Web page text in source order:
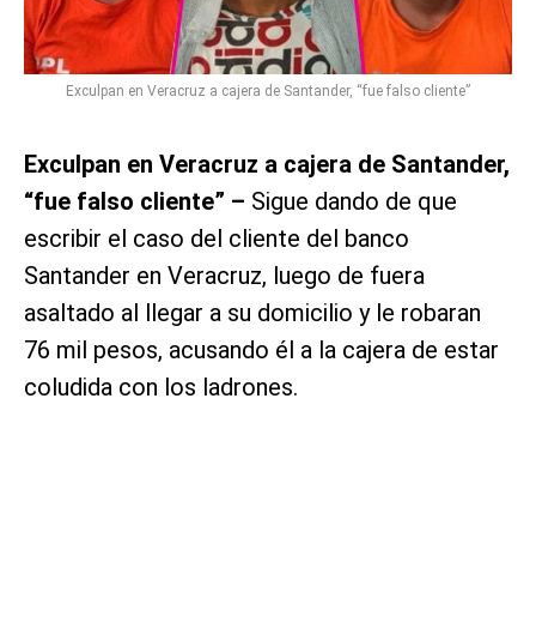
Exculpan en Veracruz a cajera de Santander, “fue falso cliente”
Exculpan en Veracruz a cajera de Santander,
“fue falso cliente” – Sigue dando de que
escribir el caso del cliente del banco
Santander en Veracruz, luego de fuera
asaltado al llegar a su domicilio y le robaran
76 mil pesos, acusando él a la cajera de estar
coludida con los ladrones.